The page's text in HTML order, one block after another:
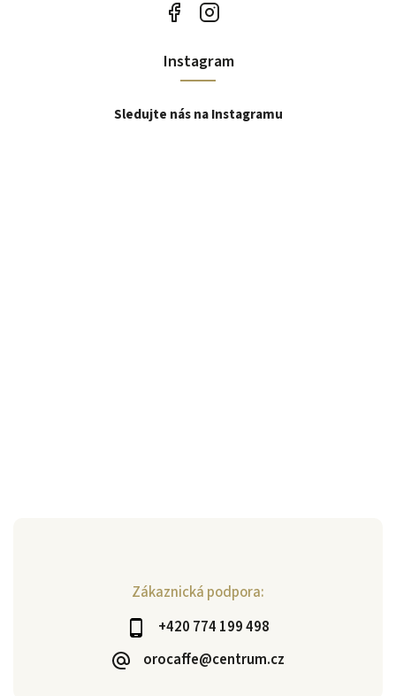
Zákaznická podpora:
+420 774 199 498
orocaffe@centrum.cz
Instagram
Sledujte nás na Instagramu